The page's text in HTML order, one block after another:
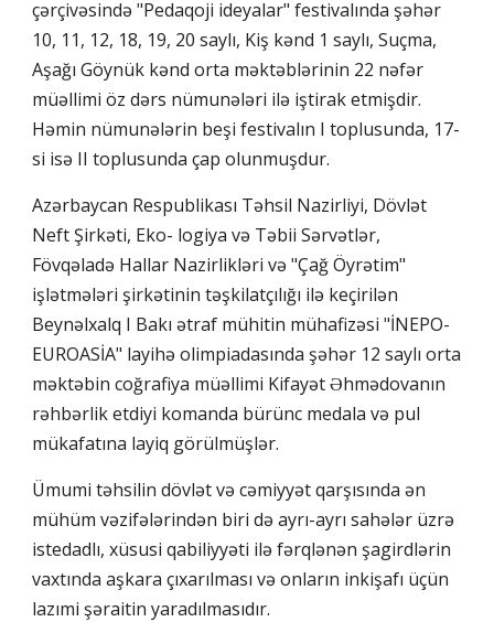
çərçivəsində "Pedaqoji ideyalar" festivalında şəhər
10, 11, 12, 18, 19, 20 saylı, Kiş kənd 1 saylı, Suçma,
Aşağı Göynük kənd orta məktəblərinin 22 nəfər
müəllimi öz dərs nümunələri ilə iştirak etmişdir.
Həmin nümunələrin beşi festivalın I toplusunda, 17-
si isə II toplusunda çap olunmuşdur.
Azərbaycan Respublikası Təhsil Nazirliyi, Dövlət
Neft Şirkəti, Eko- logiya və Təbii Sərvətlər,
Fövqəladə Hallar Nazirlikləri və "Çağ Öyrətim"
işlətmələri şirkətinin təşkilatçılığı ilə keçirilən
Beynəlxalq I Bakı ətraf mühitin mühafizəsi "İNEPO-
EUROASİA" layihə olimpiadasında şəhər 12 saylı orta
məktəbin coğrafiya müəllimi Kifayət Əhmədovanın
rəhbərlik etdiyi komanda bürünc medala və pul
mükafatına layiq görülmüşlər.
Ümumi təhsilin dövlət və cəmiyyət qarşısında ən
mühüm vəzifələrindən biri də ayrı-ayrı sahələr üzrə
istedadlı, xüsusi qabiliyyəti ilə fərqlənən şagirdlərin
vaxtında aşkara çıxarılması və onların inkişafı üçün
lazımi şəraitin yaradılmasıdır.